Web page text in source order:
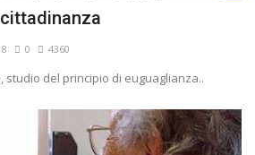
0 4360
studio del principio di euguaglianza..